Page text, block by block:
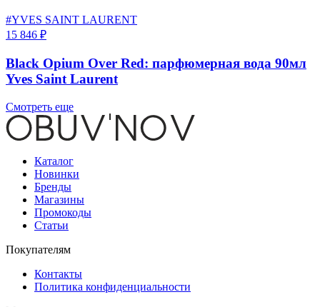
#YVES SAINT LAURENT
15 846 ₽
Black Opium Over Red: парфюмерная вода 90мл
Yves Saint Laurent
Смотреть еще
Каталог
Новинки
Бренды
Магазины
Промокоды
Статьи
Покупателям
Контакты
Политика конфиденциальности